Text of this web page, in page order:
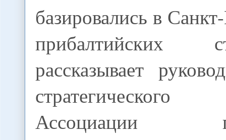
базировались в
прибалтийских
рассказывает
стратегического
Ассоциации